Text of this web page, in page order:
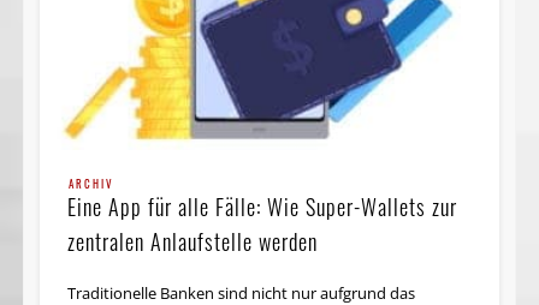
ARCHIV
Eine App für alle Fälle: Wie Super-Wallets zur
zentralen Anlaufstelle werden
Traditionelle Banken sind nicht nur aufgrund das